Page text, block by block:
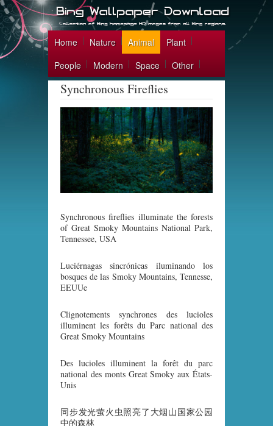
Home Nature Animal
Plant
People
Modern Space Other
Synchronous Fireflies
Synchronous fireflies illuminate the forests
of Great Smoky Mountains National Park,
Tennessee, USA
Luciérnagas sincrónicas iluminando los
bosques de las Smoky Mountains, Tennesse,
EEUUe
Clignotements synchrones des lucioles
illuminent les forêts du Parc national des
Great Smoky Mountains
Des lucioles illuminent la forêt du parc
national des monts Great Smoky aux États-
Unis
同步发光萤火虫照亮了大烟山国家公园
中的森林